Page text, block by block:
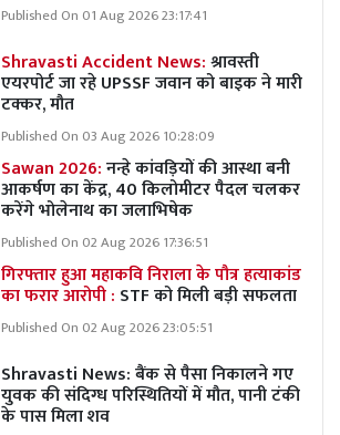
Published On 01 Aug 2026 23:17:41
Shravasti Accident News:श्रावस्ती
एयरपोर्ट जा रहे UPSSF जवान को बाइक ने मारी
टक्कर, मौत
Published On 03 Aug 2026 10:28:09
Sawan 2026:नन्हे कांवड़ियों की आस्था बनी
आकर्षण का केंद्र, 40 किलोमीटर पैदल चलकर
करेंगे भोलेनाथ का जलाभिषेक
Published On 02 Aug 2026 17:36:51
गिरफ्तार हुआ महाकवि निराला के पौत्र हत्याकांड
का फरार आरोपी : STF को मिली बड़ी सफलता
Published On 02 Aug 2026 23:05:51
Shravasti News: बैंक से पैसा निकालने गए
युवक की संदिग्ध परिस्थितियों में मौत, पानी टंकी
के पास मिला शव